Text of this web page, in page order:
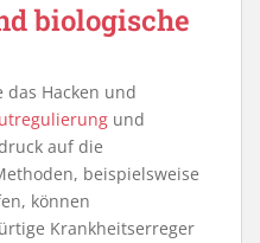
biologische
das Hacken und
und
auf die
beispielsweise
können
Krankheitserreger